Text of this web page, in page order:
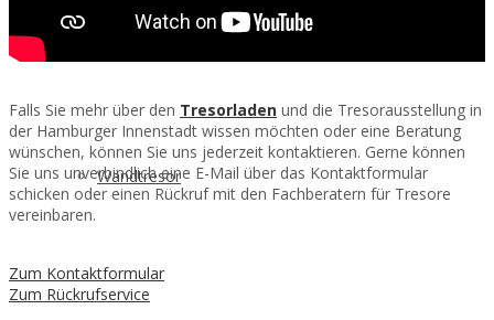
Brandschutztresor
Wandtresor
Falls Sie mehr über den Tresorladen und die Tresorausstellung in
der Hamburger Innenstadt wissen möchten oder eine Beratung
wünschen, können Sie uns jederzeit kontaktieren. Gerne können
Sie uns unverbindlich eine E-Mail über das Kontaktformular
schicken oder einen Rückruf mit den Fachberatern für Tresore
vereinbaren.
Zum Kontaktformular
Zum Rückrufservice